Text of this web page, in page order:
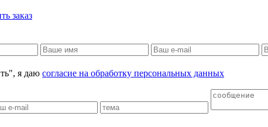
заказ
я даю согласие на обработку персональных данных